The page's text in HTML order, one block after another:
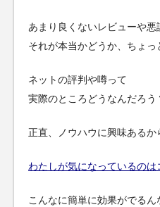
あまり良くないレビューや悪
それが本当かどうか、ちょっ
ネットの評判や噂って
実際のところどうなんだろう
正直、ノウハウに興味あるか
わたしが気になっているのは
こんなに簡単に効果がでるん